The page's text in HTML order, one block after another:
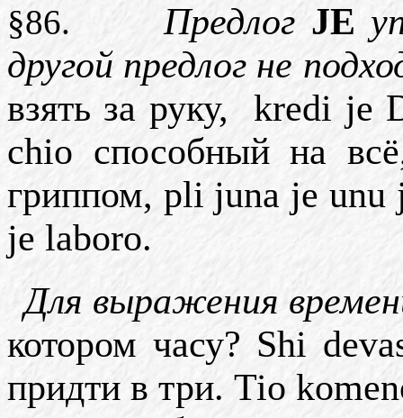
§86. Предлог JE
другой предлог не
взять за руку,
kredi je
chio способный на всё
гриппом, pli juna je
je laboro.
Для выражения
котором часу? Shi
придти в три. Tio